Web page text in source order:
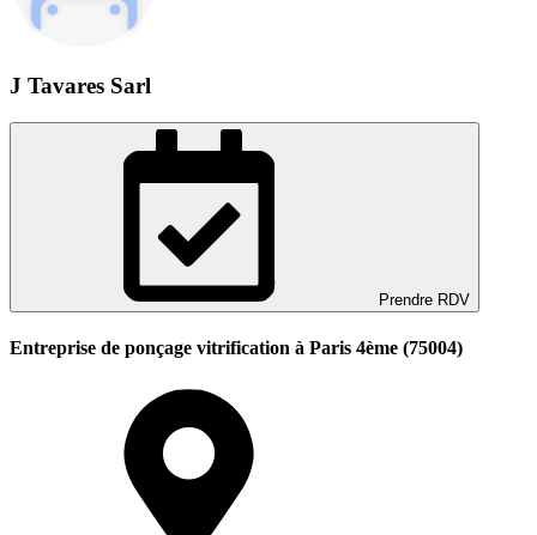
J Tavares Sarl
Prendre RDV
Entreprise de ponçage vitrification à Paris 4ème (75004)